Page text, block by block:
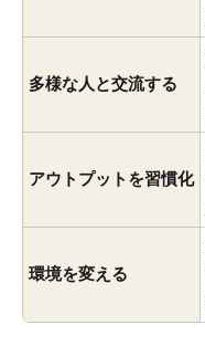
多様な人と交流する
アウトプットを習慣化
環境を変える